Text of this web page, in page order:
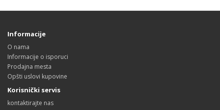
Informacije
O nama
Informacije o isporuci
Prodajna mesta
Opšti uslovi kupovine
Korisnički servis
kontaktirajte nas